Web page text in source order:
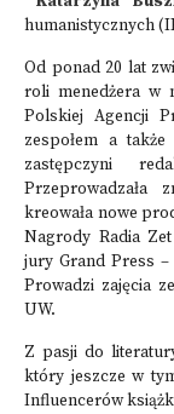
humanistycznych
Od ponad 20 lat
roli menedżera w
Polskiej Agencji
zespołem a
zastępczyni
Przeprowadzała
kreowała nowe
Nagrody Radia
jury Grand Press
Prowadzi zajęcia
UW.
Z pasji do
który jeszcze w
Influencerów